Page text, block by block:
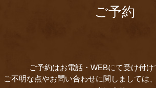
ご予約
ご予約はお電話・WEBにて受け付け
ご不明な点やお問い合わせに関しましては